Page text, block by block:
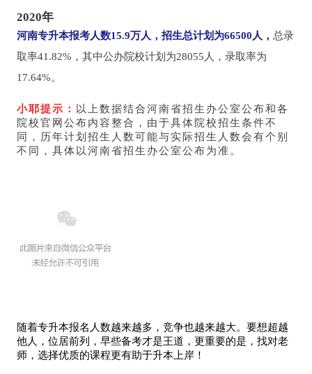
2020年
河南专升本报考人数15.9万人， 招生总计划为66500人， 总录
取率41.82%，其中公办院校计划为28055人，录取率为
17.64%。
小耶提示：
以上数据结合河南省招生办公室公布和各
院校官网公布内容整合，由于具体院校招生条件不
同，历年计划招生人数可能与实际招生人数会有个别
不同，具体以河南省招生办公室公布为准。
随着专升本报名人数越来越多，竞争也越来越大。要想超越
他人，位居前列，早些备考才是王道，更重要的是，找对老
师，选择优质的课程更有助于升本上岸！